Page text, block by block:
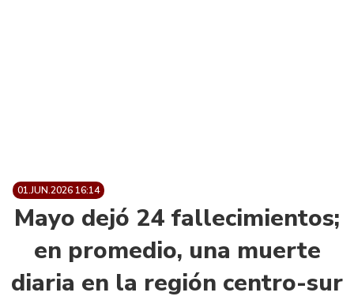
01.JUN.2026 16:14
Mayo dejó 24 fallecimientos;
en promedio, una muerte
diaria en la región centro-sur